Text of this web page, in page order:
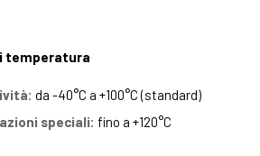
temperatura
da -40°C a +100°C (standard)
speciali: fino a +120°C